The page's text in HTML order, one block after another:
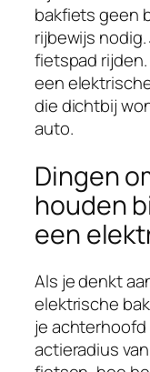
bakfiets geen
rijbewijs
fietspad
een
die dichtbij
auto.
Dingen
houden
een
Als je denkt
elektrische
je
actieradius